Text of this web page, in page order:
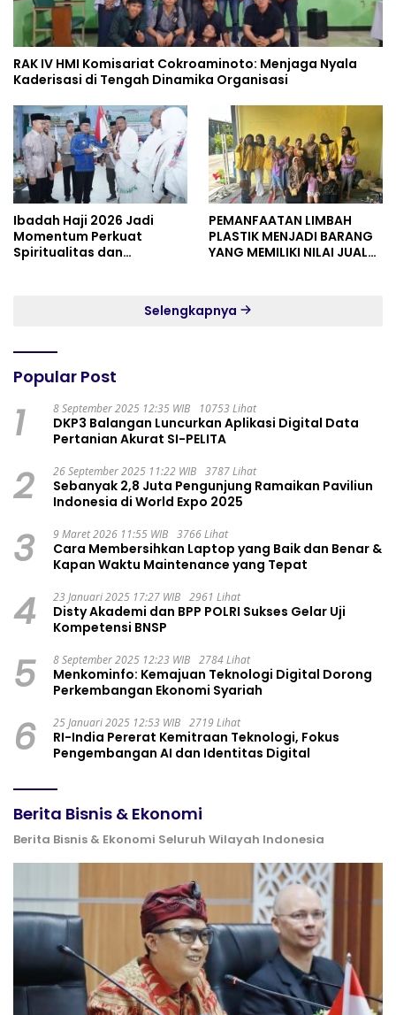
RAK IV HMI Komisariat Cokroaminoto: Menjaga Nyala
Kaderisasi di Tengah Dinamika Organisasi
Ibadah Haji 2026 Jadi
Momentum Perkuat
Spiritualitas dan
PEMANFAATAN LIMBAH
PLASTIK MENJADI BARANG
YANG MEMILIKI NILAI JUAL
Selengkapnya
Popular Post
1 8 September 2025 12:35 WIB 10753 Lihat
DKP3 Balangan Luncurkan Aplikasi Digital Data
Pertanian Akurat SI-PELITA
2 26 September 2025 11:22 WIB 3787 Lihat
Sebanyak 2,8 Juta Pengunjung Ramaikan Paviliun
Indonesia di World Expo 2025
3 9 Maret 2026 11:55 WIB 3766 Lihat
Cara Membersihkan Laptop yang Baik dan Benar &
Kapan Waktu Maintenance yang Tepat
4 23 Januari 2025 17:27 WIB 2961 Lihat
Disty Akademi dan BPP POLRI Sukses Gelar Uji
Kompetensi BNSP
5 8 September 2025 12:23 WIB 2784 Lihat
Menkominfo: Kemajuan Teknologi Digital Dorong
Perkembangan Ekonomi Syariah
6 25 Januari 2025 12:53 WIB 2719 Lihat
RI-India Pererat Kemitraan Teknologi, Fokus
Pengembangan AI dan Identitas Digital
Berita Bisnis & Ekonomi
Berita Bisnis & Ekonomi Seluruh Wilayah Indonesia